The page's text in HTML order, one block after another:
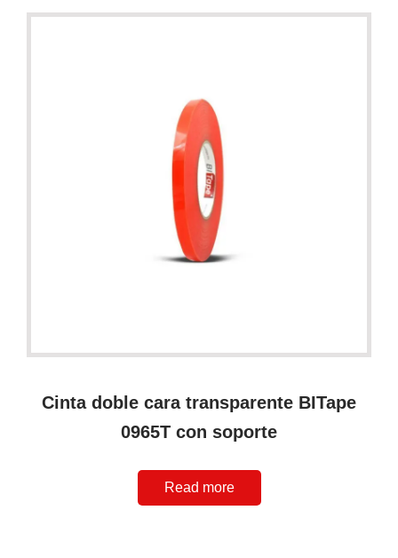
Cinta doble cara transparente BITape
0965T con soporte
Read more